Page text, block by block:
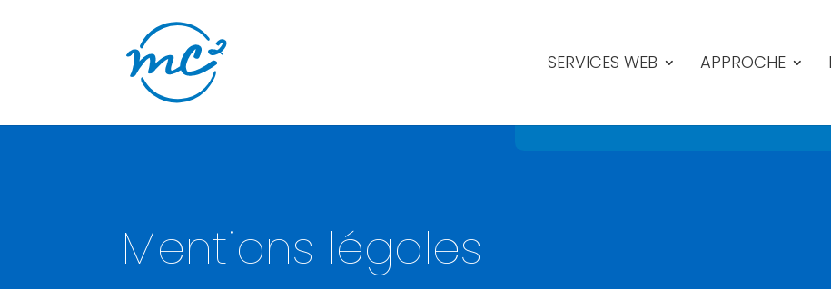
SERVICES WEB APPROCHE
Mentions légales